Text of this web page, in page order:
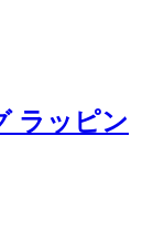
ラッピン